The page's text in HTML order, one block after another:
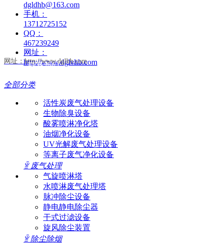
dgldhb@163.com
手机：
13712725152
QQ：
467239249
网址：
http://www.dglvhb.com
网址：http://www.dglhb.com
联系我们
全部分类
活性炭废气处理设备
生物除臭设备
酸雾喷淋净化塔
油烟净化设备
UV光解废气处理设备
等离子废气净化设备
ꁇ 废气处理
气旋喷淋塔
水喷淋废气处理塔
脉冲除尘设备
静电静电除尘器
干式过滤设备
旋风除尘装置
ꁇ 除尘除烟